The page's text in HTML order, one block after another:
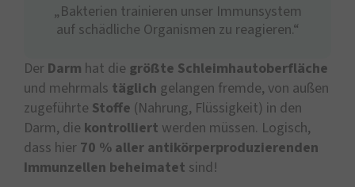
„Bakterien trainieren unser Immunsystem
auf schädliche Organismen zu reagieren.“
Der Darm hat die größte Schleimhautoberfläche
und mehrmals täglich gelangen fremde, von außen
zugeführte Stoffe (Nahrung, Flüssigkeit) in den
Darm, die kontrolliert werden müssen. Logisch,
dass hier 70 % aller antikörperproduzierenden
Immunzellen beheimatet sind!